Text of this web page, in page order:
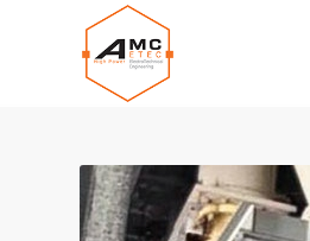
Panneau de gestion des cookies